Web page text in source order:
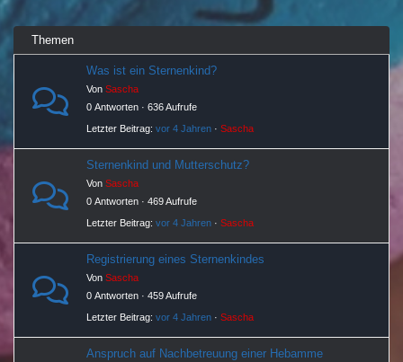
Themen
Was ist ein Sternenkind?
Von Sascha
0 Antworten · 636 Aufrufe
Letzter Beitrag: vor 4 Jahren · Sascha
Sternenkind und Mutterschutz?
Von Sascha
0 Antworten · 469 Aufrufe
Letzter Beitrag: vor 4 Jahren · Sascha
Registrierung eines Sternenkindes
Von Sascha
0 Antworten · 459 Aufrufe
Letzter Beitrag: vor 4 Jahren · Sascha
Anspruch auf Nachbetreuung einer Hebamme